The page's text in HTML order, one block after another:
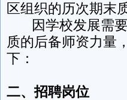
区组织的历次期末
因学校发展需要
质的后备师资力量
下：
二、招聘岗位